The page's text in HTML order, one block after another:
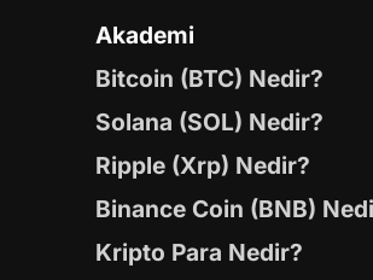
Akademi
Bitcoin (BTC) Nedir?
Solana (SOL) Nedir?
Ripple (Xrp) Nedir?
Binance Coin (BNB)
Kripto Para Nedir?